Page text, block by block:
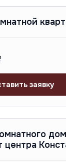
заявку
центра